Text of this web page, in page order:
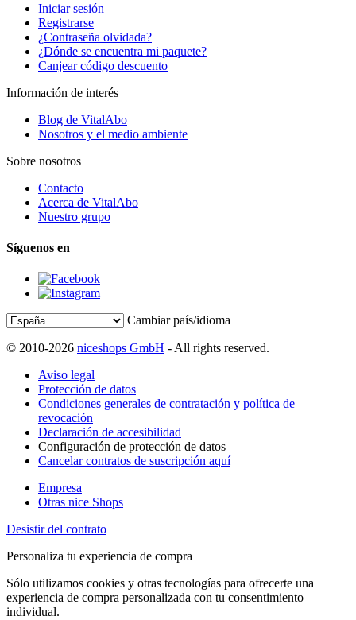
Iniciar sesión
Registrarse
¿Contraseña olvidada?
¿Dónde se encuentra mi paquete?
Canjear código descuento
Información de interés
Blog de VitalAbo
Nosotros y el medio ambiente
Sobre nosotros
Contacto
Acerca de VitalAbo
Nuestro grupo
Síguenos en
Cambiar país/idioma
© 2010-2026 niceshops GmbH - All rights reserved.
Aviso legal
Protección de datos
Condiciones generales de contratación y política de
revocación
Declaración de accesibilidad
Configuración de protección de datos
Cancelar contratos de suscripción aquí
Empresa
Otras nice Shops
Desistir del contrato
Personaliza tu experiencia de compra
Sólo utilizamos cookies y otras tecnologías para ofrecerte una
experiencia de compra personalizada con tu consentimiento
individual.